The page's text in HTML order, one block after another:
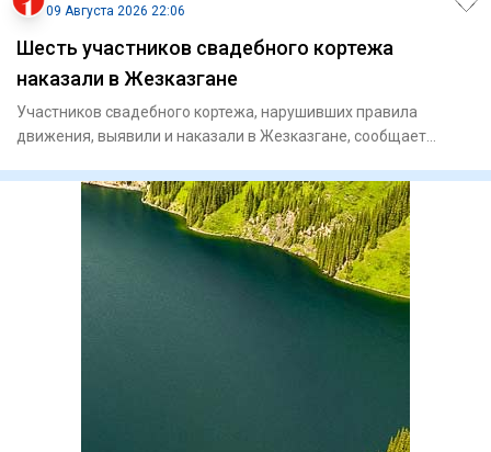
09 Августа 2026 22:06
Шесть участников свадебного кортежа
наказали в Жезказгане
Участников свадебного кортежа, нарушивших правила
движения, выявили и наказали в Жезказгане, сообщает